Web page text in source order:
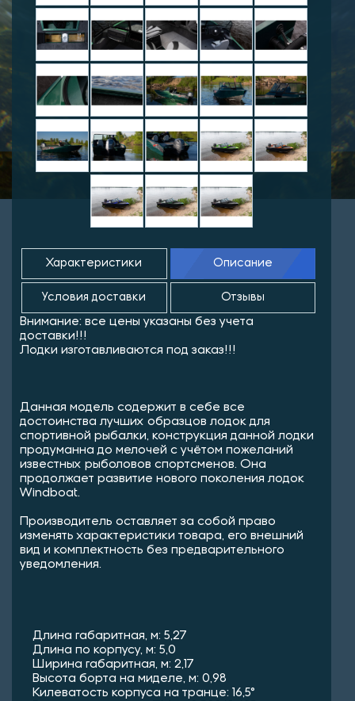
Характеристики Описание
Условия доставки Отзывы
Внимание: все цены указаны без учета
доставки!!!
Лодки изготавливаются под заказ!!!
Данная модель содержит в себе все
достоинства лучших образцов лодок для
спортивной рыбалки, конструкция данной лодки
продуманна до мелочей с учётом пожеланий
известных рыболовов спортсменов. Она
продолжает развитие нового поколения лодок
Windboat.
Производитель оставляет за собой право
изменять характеристики товара, его внешний
вид и комплектность без предварительного
уведомления.
Длина габаритная, м: 5,27
Длина по корпусу, м: 5,0
Ширина габаритная, м: 2,17
Высота борта на миделе, м: 0,98
Килеватость корпуса на транце: 16,5°